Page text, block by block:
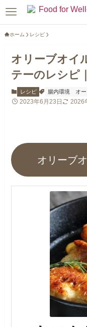
ホーム レシピ
オリーブオイ
テーのレシピ
レシピ 腸内環境 オ
2023年6月23日 2026
オリーブ